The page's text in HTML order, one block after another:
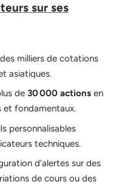
sur ses
milliers de cotations
asiatiques.
de 30 000 actions en
et fondamentaux.
personnalisables
techniques.
d’alertes sur des
de cours ou des